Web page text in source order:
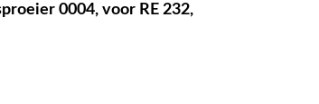
0004, voor RE 232,